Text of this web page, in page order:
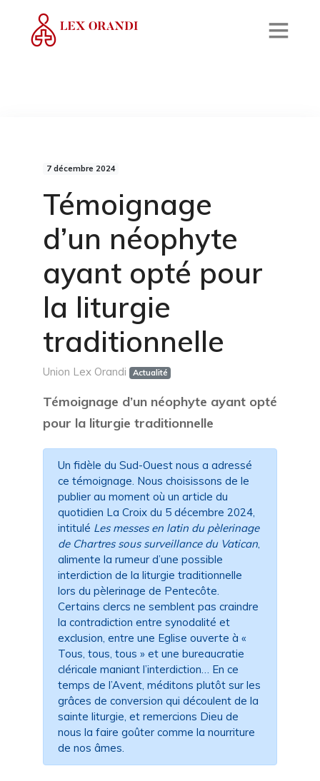
7 décembre 2024
Témoignage
d’un néophyte
ayant opté pour
la liturgie
traditionnelle
Union Lex Orandi Actualité
Témoignage d’un néophyte ayant opté
pour la liturgie traditionnelle
Un fidèle du Sud-Ouest nous a adressé
ce témoignage. Nous choisissons de le
publier au moment où un article du
quotidien La Croix du 5 décembre 2024,
intitulé Les messes en latin du pèlerinage
de Chartres sous surveillance du Vatican,
alimente la rumeur d’une possible
interdiction de la liturgie traditionnelle
lors du pèlerinage de Pentecôte.
Certains clercs ne semblent pas craindre
la contradiction entre synodalité et
exclusion, entre une Eglise ouverte à «
Tous, tous, tous » et une bureaucratie
cléricale maniant l’interdiction… En ce
temps de l’Avent, méditons plutôt sur les
grâces de conversion qui découlent de la
sainte liturgie, et remercions Dieu de
nous la faire goûter comme la nourriture
de nos âmes.